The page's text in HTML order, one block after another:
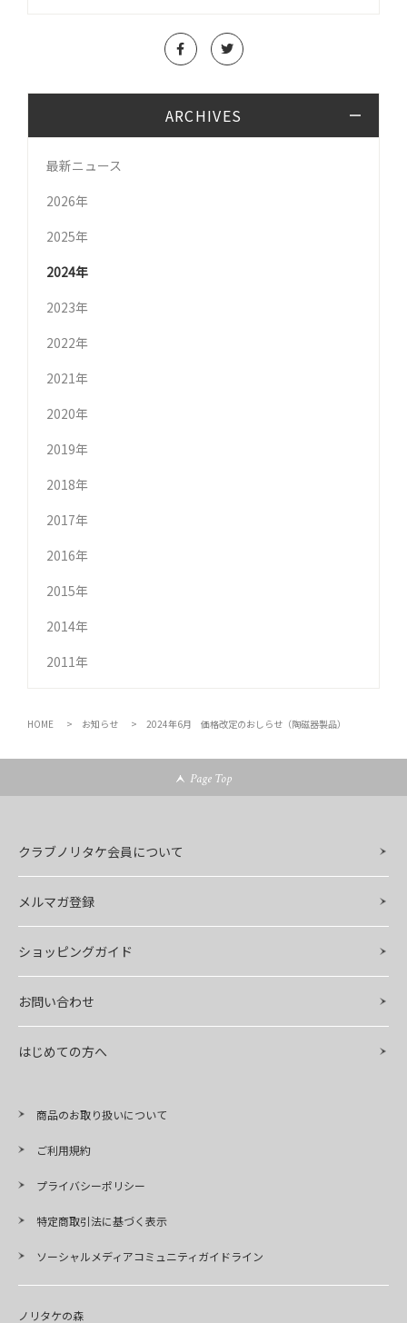
ARCHIVES
最新ニュース
2026年
2025年
2024年
2023年
2022年
2021年
2020年
2019年
2018年
2017年
2016年
2015年
2014年
2011年
HOME お知らせ 2024年6月 価格改定のおしらせ（陶磁器製品）
Page Top
クラブノリタケ会員について
メルマガ登録
ショッピングガイド
お問い合わせ
はじめての方へ
商品のお取り扱いについて
ご利用規約
プライバシーポリシー
特定商取引法に基づく表示
ソーシャルメディアコミュニティガイドライン
ノリタケの森